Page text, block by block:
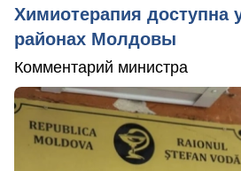
Химиотерапия доступна
районах Молдовы
Комментарий министра